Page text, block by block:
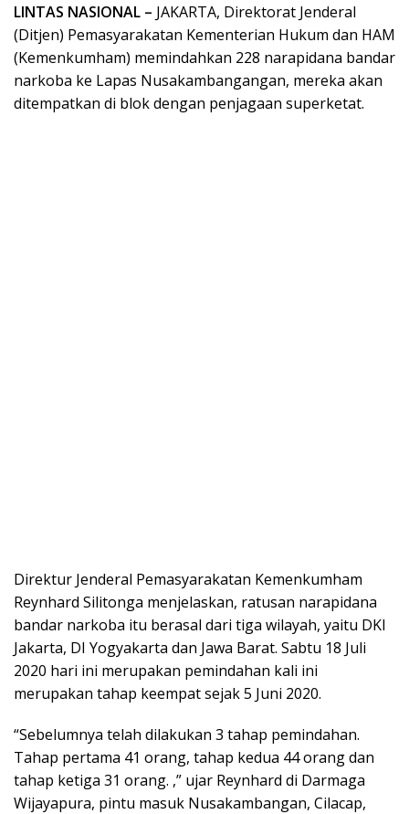
LINTAS NASIONAL – JAKARTA, Direktorat Jenderal
(Ditjen) Pemasyarakatan Kementerian Hukum dan HAM
(Kemenkumham) memindahkan 228 narapidana bandar
narkoba ke Lapas Nusakambangangan, mereka akan
ditempatkan di blok dengan penjagaan superketat.
Direktur Jenderal Pemasyarakatan Kemenkumham
Reynhard Silitonga menjelaskan, ratusan narapidana
bandar narkoba itu berasal dari tiga wilayah, yaitu DKI
Jakarta, DI Yogyakarta dan Jawa Barat. Sabtu 18 Juli
2020 hari ini merupakan pemindahan kali ini
merupakan tahap keempat sejak 5 Juni 2020.
“Sebelumnya telah dilakukan 3 tahap pemindahan.
Tahap pertama 41 orang, tahap kedua 44 orang dan
tahap ketiga 31 orang. ,” ujar Reynhard di Darmaga
Wijayapura, pintu masuk Nusakambangan, Cilacap,